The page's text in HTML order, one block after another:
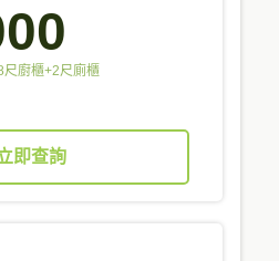
廚櫃+2尺廁櫃
即查詢